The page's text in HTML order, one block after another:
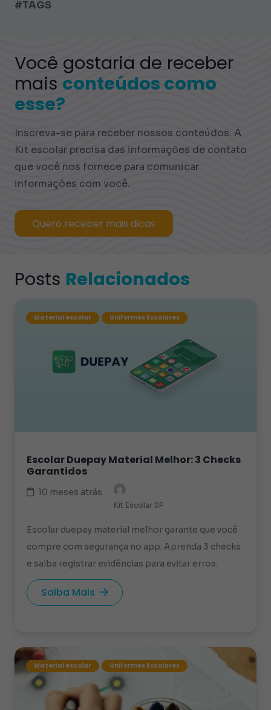
#TAGS
Você gostaria de receber
mais conteúdos como
esse?
Inscreva-se para receber nossos conteúdos. A
Kit escolar precisa das informações de contato
que você nos fornece para comunicar
informações com você.
Quero receber mais dicas
Posts Relacionados
Material escolar Uniformes Escolares
Escolar Duepay Material Melhor: 3 Checks
Garantidos
10 meses atrás
Kit Escolar SP
Escolar duepay material melhor garante que você
compre com segurança no app. Aprenda 3 checks
e saiba registrar evidências para evitar erros.
Saiba Mais
Material escolar Uniformes Escolares